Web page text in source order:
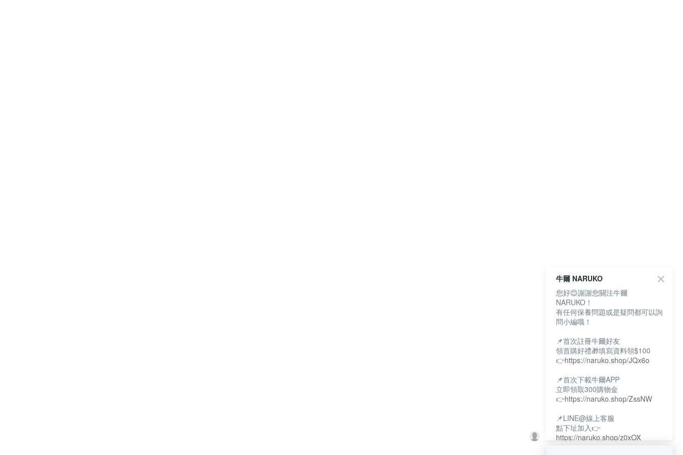
牛爾 NARUKO
您好😊謝謝您關注牛爾
NARUKO！
有任何保養問題或是疑問都可以詢
問小編哦！
📌首次註冊牛爾好友
領首購好禮🎁填寫資料領$100
👉https://naruko.shop/JQx6o
📌首次下載牛爾APP
立即領取300購物金
👉https://naruko.shop/ZssNW
📌LINE@線上客服
點下址加入👉
https://naruko.shop/z0xOX